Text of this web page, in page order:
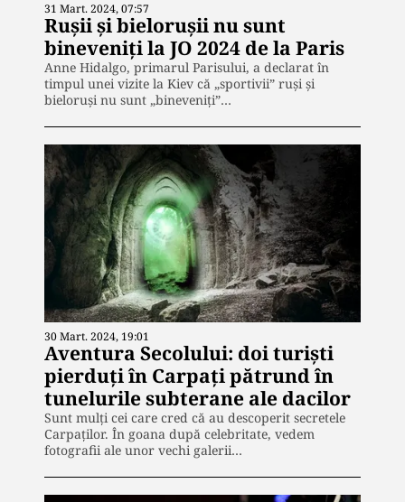
31 Mart. 2024, 07:57
Rușii și bielorușii nu sunt
bineveniți la JO 2024 de la Paris
Anne Hidalgo, primarul Parisului, a declarat în
timpul unei vizite la Kiev că „sportivii” ruși și
bieloruși nu sunt „bineveniți”…
30 Mart. 2024, 19:01
Aventura Secolului: doi turiști
pierduți în Carpați pătrund în
tunelurile subterane ale dacilor
Sunt mulți cei care cred că au descoperit secretele
Carpaților. În goana după celebritate, vedem
fotografii ale unor vechi galerii…